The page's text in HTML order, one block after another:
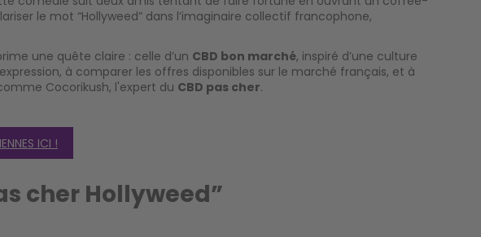
le mot “Hollyweed” dans l’imaginaire collectif francophone,
une quête claire : celle d’un CBD bon marché, inspiré d’une culture
à comparer les offres disponibles sur le marché français, et à
Cocorikush, l'expert du CBD pas cher.
ICI !
cher Hollyweed”